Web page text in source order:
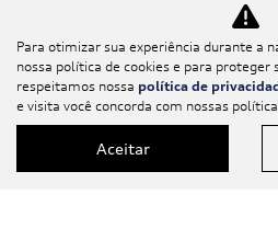
Salvacar Comercio de
CNPJ:
Para otimizar sua experiência durante a
nossa política de cookies e para proteger
respeitamos nossa política de
e visita você concorda com nossas
Aceitar